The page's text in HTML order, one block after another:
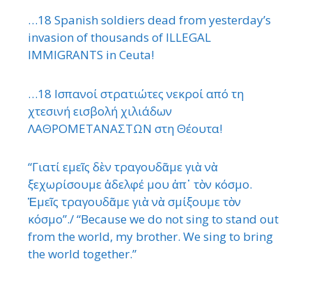
…18 Spanish soldiers dead from yesterday’s
invasion of thousands of ILLEGAL
IMMIGRANTS in Ceuta!
…18 Ισπανοί στρατιώτες νεκροί από τη
χτεσινή εισβολή χιλιάδων
ΛΑΘΡΟΜΕΤΑΝΑΣΤΩΝ στη Θέουτα!
“Γιατί εμεῖς δὲν τραγουδᾶμε γιὰ νὰ
ξεχωρίσουμε ἀδελφέ μου ἀπ᾿ τὸν κόσμο.
Ἐμεῖς τραγουδᾶμε γιὰ νὰ σμίξουμε τὸν
κόσμο”./ “Because we do not sing to stand out
from the world, my brother. We sing to bring
the world together.”